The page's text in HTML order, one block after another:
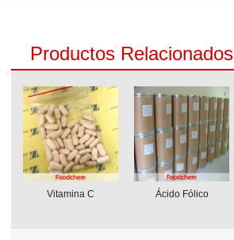
Productos Relacionados
Vitamina C Ácido Fólico